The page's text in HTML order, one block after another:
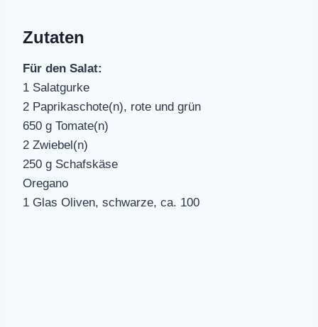
Zutaten
Für den Salat:
1 Salatgurke
2 Paprikaschote(n), rote und grün
650 g Tomate(n)
2 Zwiebel(n)
250 g Schafskäse
Oregano
1 Glas Oliven, schwarze, ca. 100